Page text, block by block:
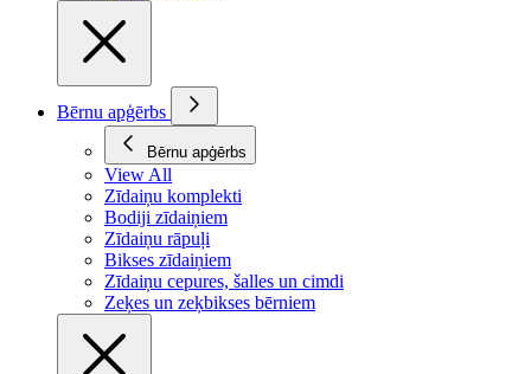
Bērnu apģērbs
Bērnu apģērbs
View All
Zīdaiņu komplekti
Bodiji zīdaiņiem
Zīdaiņu rāpuļi
Bikses zīdaiņiem
Zīdaiņu cepures, šalles un cimdi
Zeķes un zeķbikses bērniem